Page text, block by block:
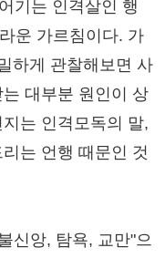
기는 인격살인 행
운 가르침이다. 가
하게 관찰해보면 사
대부분 원인이 상
는 인격모독의 말,
는 언행 때문인 것
신앙, 탐욕, 교만"으